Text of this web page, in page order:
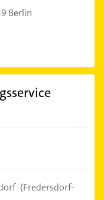
Berlin
(Fredersdorf-